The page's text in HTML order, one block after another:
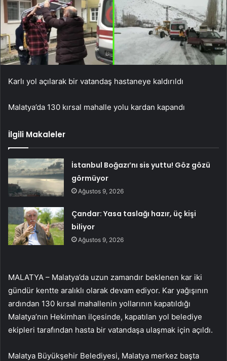
Karlı yol açılarak bir vatandaş hastaneye kaldırıldı
Malatya’da 130 kırsal mahalle yolu kardan kapandı
İlgili Makaleler
İstanbul Boğazı’nı sis yuttu! Göz gözü
görmüyor
Ağustos 9, 2026
Çandar: Yasa taslağı hazır, üç kişi
biliyor
Ağustos 9, 2026
MALATYA – Malatya’da uzun zamandır beklenen kar iki
gündür kentte aralıklı olarak devam ediyor. Kar yağışının
ardından 130 kırsal mahallenin yollarının kapatıldığı
Malatya’nın Hekimhan ilçesinde, kapatılan yol belediye
ekipleri tarafından hasta bir vatandaşa ulaşmak için açıldı.
Malatya Büyükşehir Belediyesi, Malatya merkez başta